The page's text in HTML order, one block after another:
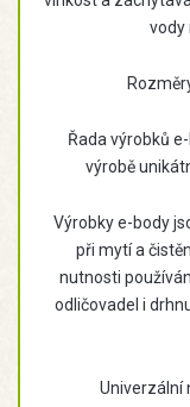
vody
Řada výrobků
výrobě
Výrobky e-body
při mytí a
nutnosti
odličovadel i
Univerzální